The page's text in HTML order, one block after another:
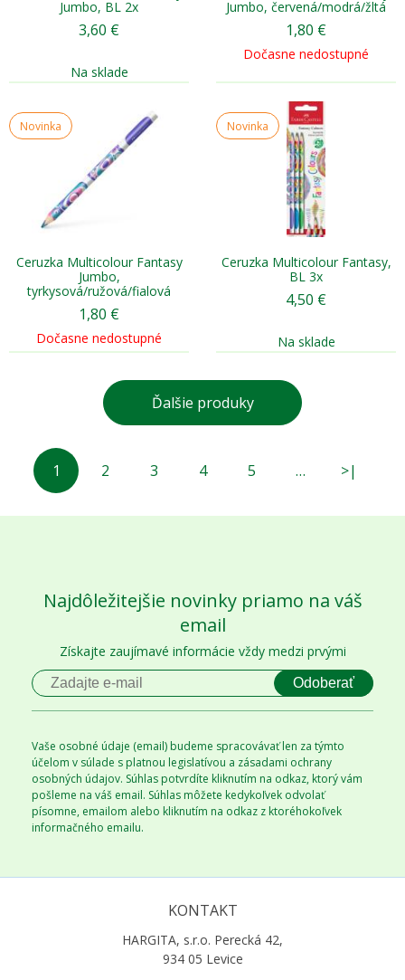
Jumbo, BL 2x
3,60 €
Na sklade
Jumbo, červená/modrá/žltá
1,80 €
Dočasne nedostupné
Novinka
Ceruzka Multicolour Fantasy
Jumbo,
tyrkysová/ružová/fialová
1,80 €
Dočasne nedostupné
Novinka
Ceruzka Multicolour Fantasy,
BL 3x
4,50 €
Na sklade
Ďalšie produky
1 2 3 4 5 … >|
Najdôležitejšie novinky priamo na váš
email
Získajte zaujímavé informácie vždy medzi prvými
Odoberať
Vaše osobné údaje (email) budeme spracovávať len za týmto
účelom v súlade s platnou legislatívou a zásadami ochrany
osobných údajov. Súhlas potvrdíte kliknutím na odkaz, ktorý vám
pošleme na váš email. Súhlas môžete kedykoľvek odvolať
písomne, emailom alebo kliknutím na odkaz z ktoréhokoľvek
informačného emailu.
KONTAKT
HARGITA, s.r.o. Perecká 42,
934 05 Levice